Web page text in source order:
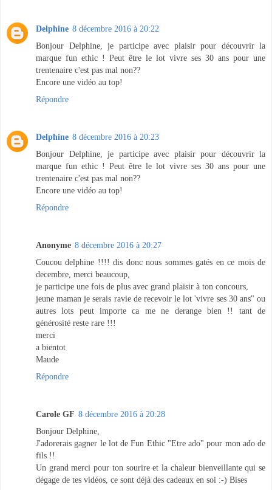
Delphine 8 décembre 2016 à 20:22
Bonjour Delphine, je participe avec plaisir pour découvrir la
marque fun ethic ! Peut être le lot vivre ses 30 ans pour une
trentenaire c'est pas mal non??
Encore une vidéo au top!
Répondre
Delphine 8 décembre 2016 à 20:23
Bonjour Delphine, je participe avec plaisir pour découvrir la
marque fun ethic ! Peut être le lot vivre ses 30 ans pour une
trentenaire c'est pas mal non??
Encore une vidéo au top!
Répondre
Anonyme 8 décembre 2016 à 20:27
Coucou delphine !!!! dis donc nous sommes gatés en ce mois de
decembre, merci beaucoup,
je participe une fois de plus avec grand plaisir à ton concours,
jeune maman je serais ravie de recevoir le lot 'vivre ses 30 ans" ou
autres lots peut importe ca me ne derange bien !! tant de
générosité reste rare !!!
merci
a bientot
Maude
Répondre
Carole GF 8 décembre 2016 à 20:28
Bonjour Delphine,
J'adorerais gagner le lot de Fun Ethic "Etre ado" pour mon ado de
fils !!
Un grand merci pour ton sourire et la chaleur bienveillante qui se
dégage de tes vidéos, ce sont déjà des cadeaux en soi :-) Bises